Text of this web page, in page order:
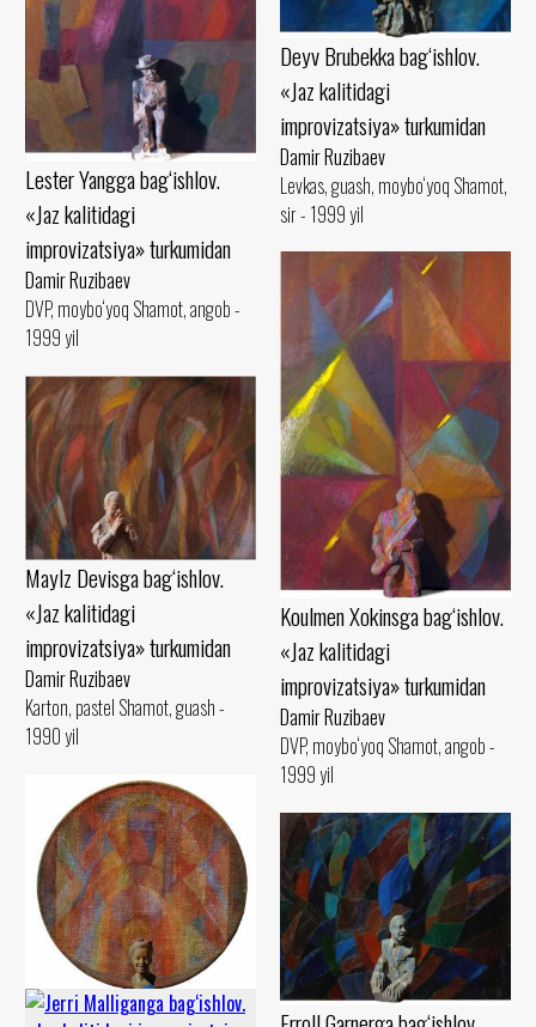
Lester Yangga bag‘ishlov.
«Jaz kalitidagi
improvizatsiya» turkumidan
Damir Ruzibaev
DVP, moybo‘yoq Shamot, angob -
1999 yil
Deyv Brubekka bag‘ishlov.
«Jaz kalitidagi
improvizatsiya» turkumidan
Damir Ruzibaev
Levkas, guash, moybo‘yoq Shamot,
sir - 1999 yil
Koulmen Xokinsga bag‘ishlov.
«Jaz kalitidagi
improvizatsiya» turkumidan
Damir Ruzibaev
DVP, moybo‘yoq Shamot, angob -
1999 yil
Maylz Devisga bag‘ishlov.
«Jaz kalitidagi
improvizatsiya» turkumidan
Damir Ruzibaev
Karton, pastel Shamot, guash -
1990 yil